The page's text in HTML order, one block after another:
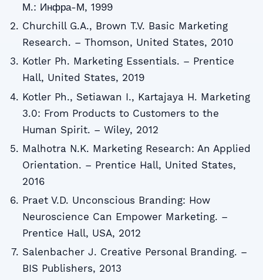
М.: Инфра-М, 1999
Churchill G.A., Brown T.V. Basic Marketing
Research. – Thomson, United States, 2010
Kotler Ph. Marketing Essentials. – Prentice
Hall, United States, 2019
Kotler Ph., Setiawan I., Kartajaya H. Marketing
3.0: From Products to Customers to the
Human Spirit. – Wiley, 2012
Malhotra N.K. Marketing Research: An Applied
Orientation. – Prentice Hall, United States,
2016
Praet V.D. Unconscious Branding: How
Neuroscience Can Empower Marketing. –
Prentice Hall, USA, 2012
Salenbacher J. Creative Personal Branding. –
BIS Publishers, 2013